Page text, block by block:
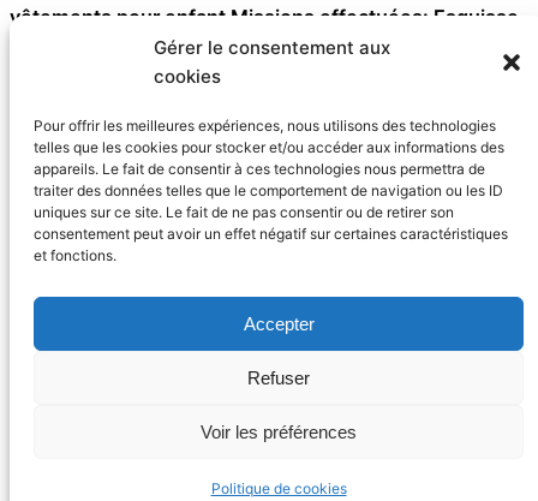
Gérer le consentement aux
cookies
Pour offrir les meilleures expériences, nous utilisons des technologies
telles que les cookies pour stocker et/ou accéder aux informations des
appareils. Le fait de consentir à ces technologies nous permettra de
traiter des données telles que le comportement de navigation ou les ID
uniques sur ce site. Le fait de ne pas consentir ou de retirer son
consentement peut avoir un effet négatif sur certaines caractéristiques
et fonctions.
Accepter
Refuser
Voir les préférences
Politique de cookies
vêtements pour enfant Missions effectuées: Esquisse
/ Suivi de chantier Surface: 75 m² SDP Cette boutique
est spécialisé dans la vente de vêtements pour enfants
aménagement reprend donc le thème coloré des
produits proposés plongeant ainsi le visiteur dans une
atmosphère…
Studio ReMel® Architecture